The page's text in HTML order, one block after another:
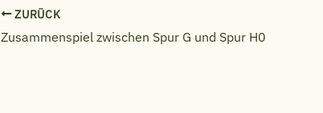
ZURÜCK
Zusammenspiel zwischen Spur G und Spur H0